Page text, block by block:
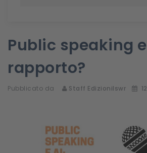
Public speaking
rapporto?
Pubblicato da Staff Edizionilswr